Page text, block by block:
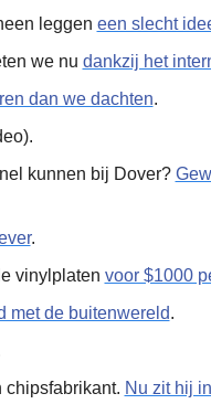
leggen een slecht
we nu dankzij het
dan we dachten.
kunnen bij Dover?
.
vinylplaten voor $1000
met de buitenwereld.
chipsfabrikant. Nu zit hij